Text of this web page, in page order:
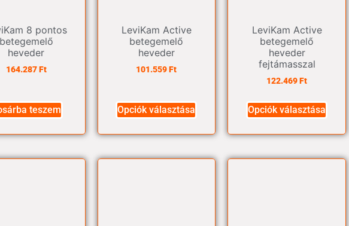
8 pontos
betegemelő
heveder
164.287Ft
teszem
LeviKam Active
betegemelő
heveder
101.559Ft
Opciók választása
LeviKam Active
betegemelő
heveder
fejtámasszal
122.469Ft
Opciók választása